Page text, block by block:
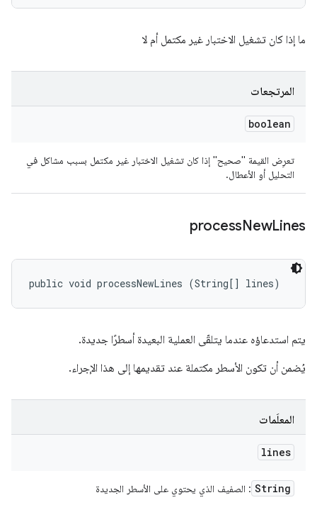
ما إذا كان تشغيل الاختبار غير مكتمل أم لا
المرتجعات
boolean
تعرِض القيمة "صحيح" إذا كان تشغيل الاختبار غير مكتمل بسبب مشاكل في
التحليل أو الأعطال.
processNewLines
public void processNewLines (String[] lines)
يتم استدعاؤه عندما يتلقّى العملية البعيدة أسطرًا جديدة.
يُضمن أن تكون الأسطر مكتملة عند تقديمها إلى هذا الإجراء.
المعلَمات
lines
String : الصفيف الذي يحتوي على الأسطر الجديدة